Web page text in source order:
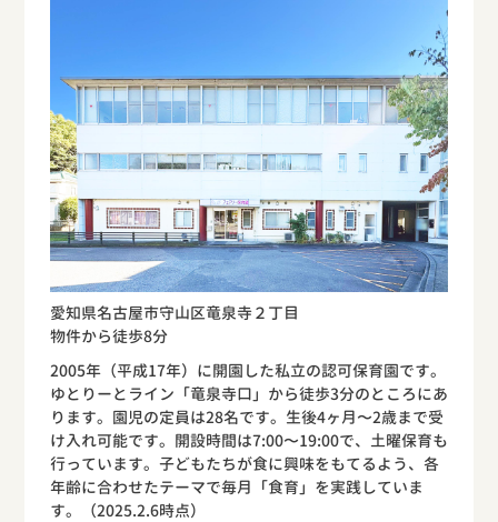
愛知県名古屋市守山区竜泉寺２丁目
物件から徒歩8分
2005年（平成17年）に開園した私立の認可保育園です。
ゆとりーとライン「竜泉寺口」から徒歩3分のところにあ
ります。園児の定員は28名です。生後4ヶ月〜2歳まで受
け入れ可能です。開設時間は7:00〜19:00で、土曜保育も
行っています。子どもたちが食に興味をもてるよう、各
年齢に合わせたテーマで毎月「食育」を実践していま
す。（2025.2.6時点）